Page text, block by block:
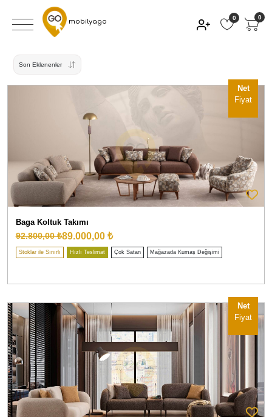
mobilyago 0 0
Son Eklenenler
Net
Fiyat
Baga Koltuk Takımı
92.800,00 ₺89.000,00 ₺
Stoklar ile Sınırlı Hızlı Teslimat Çok Satan Mağazada Kumaş Değişimi
Net
Fiyat